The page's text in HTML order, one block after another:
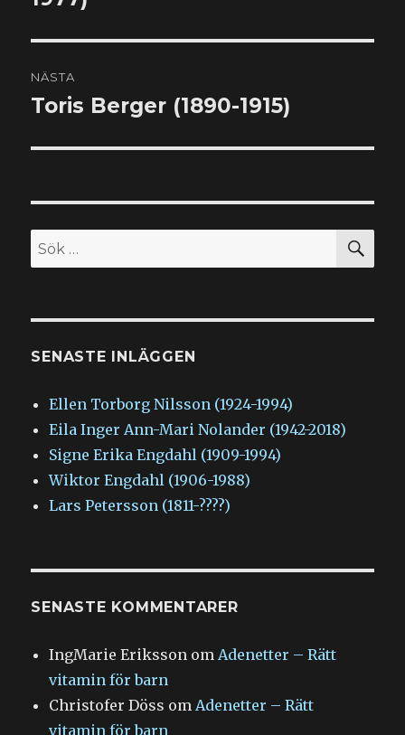
NÄSTA
Nästa
Toris Berger (1890-1915)
Sök
efter:
SENASTE INLÄGGEN
Ellen Torborg Nilsson (1924-1994)
Eila Inger Ann-Mari Nolander (1942-2018)
Signe Erika Engdahl (1909-1994)
Wiktor Engdahl (1906-1988)
Lars Petersson (1811-????)
SENASTE KOMMENTARER
IngMarie Eriksson omAdenetter – Rätt
vitamin för barn
Christofer Döss omAdenetter – Rätt
vitamin för barn